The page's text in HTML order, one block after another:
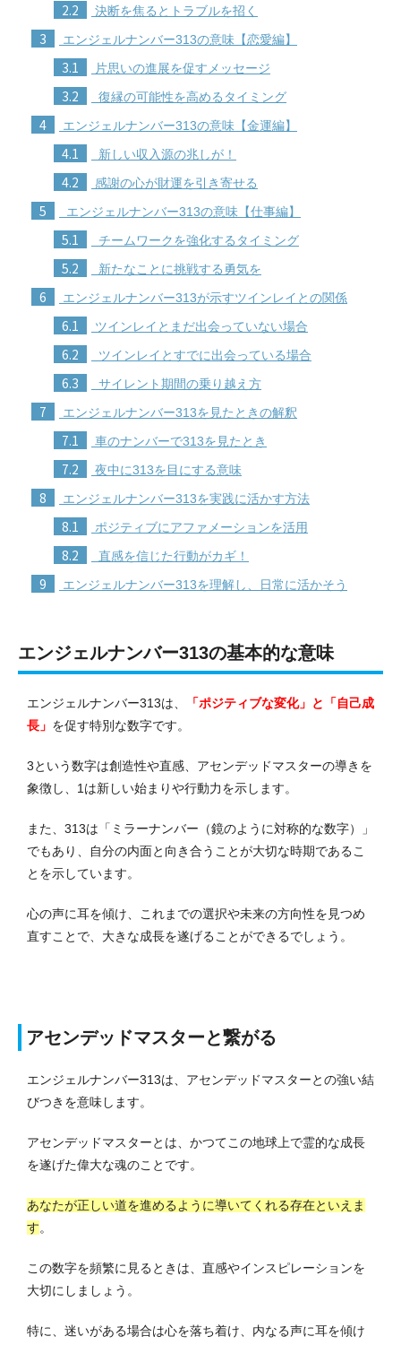
2.2 決断を焦るとトラブルを招く
3 エンジェルナンバー313の意味【恋愛編】
3.1 片思いの進展を促すメッセージ
3.2 復縁の可能性を高めるタイミング
4 エンジェルナンバー313の意味【金運編】
4.1 新しい収入源の兆しが！
4.2 感謝の心が財運を引き寄せる
5 エンジェルナンバー313の意味【仕事編】
5.1 チームワークを強化するタイミング
5.2 新たなことに挑戦する勇気を
6 エンジェルナンバー313が示すツインレイとの関係
6.1 ツインレイとまだ出会っていない場合
6.2 ツインレイとすでに出会っている場合
6.3 サイレント期間の乗り越え方
7 エンジェルナンバー313を見たときの解釈
7.1 車のナンバーで313を見たとき
7.2 夜中に313を目にする意味
8 エンジェルナンバー313を実践に活かす方法
8.1 ポジティブにアファメーションを活用
8.2 直感を信じた行動がカギ！
9 エンジェルナンバー313を理解し、日常に活かそう
エンジェルナンバー313の基本的な意味
エンジェルナンバー313は、
「ポジティブな変化」と「自己成
長」 を促す特別な数字です。
3という数字は創造性や直感、アセンデッドマスターの導きを
象徴し、1は新しい始まりや行動力を示します。
また、313は「ミラーナンバー（鏡のように対称的な数字）」
でもあり、自分の内面と向き合うことが大切な時期であるこ
とを示しています。
心の声に耳を傾け、これまでの選択や未来の方向性を見つめ
直すことで、大きな成長を遂げることができるでしょう。
アセンデッドマスターと繋がる
エンジェルナンバー313は、アセンデッドマスターとの強い結
びつきを意味します。
アセンデッドマスターとは、かつてこの地球上で霊的な成長
を遂げた偉大な魂のことです。
あなたが正しい道を進めるように導いてくれる存在といえま
す。
この数字を頻繁に見るときは、直感やインスピレーションを
大切にしましょう。
特に、迷いがある場合は心を落ち着け、内なる声に耳を傾け